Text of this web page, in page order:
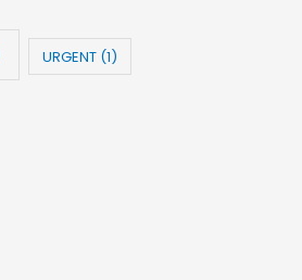
URGENT (1)